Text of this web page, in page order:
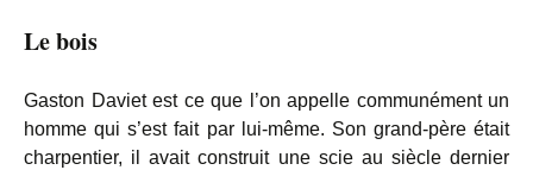
Le bois
Gaston Daviet est ce que l’on appelle communément un
homme qui s’est fait par lui-même. Son grand-père était
charpentier, il avait construit une scie au siècle dernier